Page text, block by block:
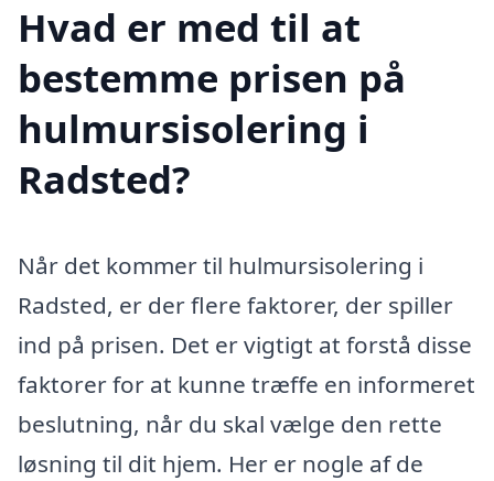
Hvad er med til at
bestemme prisen på
hulmursisolering i
Radsted?
Når det kommer til hulmursisolering i
Radsted, er der flere faktorer, der spiller
ind på prisen. Det er vigtigt at forstå disse
faktorer for at kunne træffe en informeret
beslutning, når du skal vælge den rette
løsning til dit hjem. Her er nogle af de